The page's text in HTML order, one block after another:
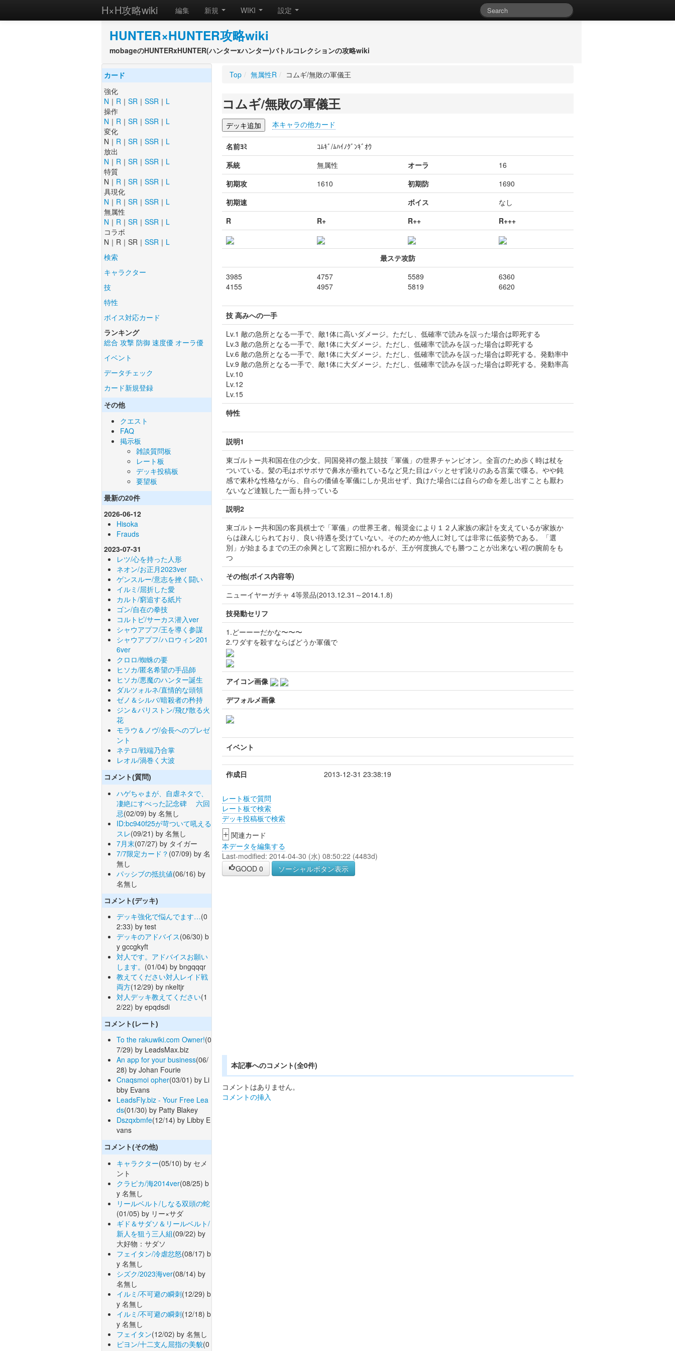
H×H攻略wiki 編集 新規 WIKI 設定
HUNTER×HUNTER攻略wiki
mobageのHUNTERxHUNTER(ハンターxハンター)バトルコレクションの攻略wiki
カード
強化
N ｜ R ｜ SR ｜ SSR ｜ L
操作
N ｜ R ｜ SR ｜ SSR ｜ L
変化
N｜ R ｜ SR ｜ SSR ｜ L
放出
N ｜ R ｜ SR ｜ SSR ｜ L
特質
N｜ R ｜ SR ｜ SSR ｜ L
具現化
N ｜ R ｜ SR ｜ SSR ｜ L
無属性
N ｜ R ｜ SR ｜ SSR ｜ L
コラボ
N｜R｜SR｜ SSR ｜ L
検索
キャラクター
技
特性
ボイス対応カード
ランキング
総合 攻撃 防御 速度優 オーラ優
イベント
データチェック
カード新規登録
その他
クエスト
FAQ
掲示板
雑談質問板
レート板
デッキ投稿板
要望板
最新の20件
2026-06-12
Hisoka
Frauds
2023-07-31
レツ/心を持った人形
ネオン/お正月2023ver
ゲンスルー/意志を挫く闘い
イルミ/屈折した愛
カルト/窮追する紙片
ゴン/自在の拳技
コルトピ/サーカス潜入ver
シャウアプフ/王を導く参謀
シャウアプフ/ハロウィン201
6ver
クロロ/蜘蛛の要
ヒソカ/匿名希望の手品師
ヒソカ/悪魔のハンター誕生
ダルツォルネ/直情的な頭領
ゼノ＆シルバ/暗殺者の矜持
ジン＆パリストン/飛び散る火
花
モラウ＆ノヴ/会長へのプレゼ
ント
ネテロ/戦端乃合掌
レオル/渦巻く大波
コメント(質問)
ハゲちゃまが、自虐ネタで、
凄絶にすべった記念碑 六回
忌(02/09) by 名無し
ID:bc940f25が苛ついて吼える
スレ(09/21) by 名無し
7月末(07/27) by タイガー
7/7限定カード？ (07/09) by 名
無し
パッシブの抵抗値(06/16) by
名無し
コメント(デッキ)
デッキ強化で悩んでます…(0
2:33) by test
デッキのアドバイス(06/30) b
y gccgkyft
対人です。アドバイスお願い
します。 (01/04) by bngqqqr
教えてください対人レイド戦
両方(12/29) by nkeltjr
対人デッキ教えてください(1
2/22) by epqdsdi
コメント(レート)
To the rakuwiki.com Owner!(0
7/29) by LeadsMax.biz
An app for your business(06/
28) by Johan Fourie
Cnaqsmoi opher(03/01) by Li
bby Evans
LeadsFly.biz - Your Free Lea
ds(01/30) by Patty Blakey
Dszqxbmfe(12/14) by Libby E
vans
コメント(その他)
キャラクター(05/10) by セメ
ント
クラピカ/海2014ver(08/25) b
y 名無し
リールベルト/しなる双頭の蛇
(01/05) by リー×サダ
ギド＆サダソ＆リールベルト/
新人を狙う三人組(09/22) by
大好物：サダソ
フェイタン/冷虐忿怒(08/17) b
y 名無し
シズク/2023海ver(08/14) by
名無し
イルミ/不可避の瞬刺(12/29) b
y 名無し
イルミ/不可避の瞬刺(12/18) b
y 名無し
フェイタン(12/02) by 名無し
ピヨン/十二支ん屈指の美貌(0
Top / 無属性R / コムギ/無敗の軍儀王
コムギ/無敗の軍儀王
本キャラの他カード
名前ﾖﾐ
ｺﾑｷﾞ/ﾑﾊｲﾉｸﾞﾝｷﾞｵｳ
系統
無属性 オーラ
16
初期攻
1610 初期防
1690
初期速
ボイス
なし
R
R+ R++ R+++
最ステ攻防
3985
4155
4757
4957
5589
5819
6360
6620
技 高みへの一手
Lv.1 敵の急所となる一手で、敵1体に高いダメージ。ただし、低確率で読みを誤った場合は即死する
Lv.3 敵の急所となる一手で、敵1体に大ダメージ。ただし、低確率で読みを誤った場合は即死する
Lv.6 敵の急所となる一手で、敵1体に大ダメージ。ただし、低確率で読みを誤った場合は即死する。発動率中
Lv.9 敵の急所となる一手で、敵1体に大ダメージ。ただし、低確率で読みを誤った場合は即死する。発動率高
Lv.10
Lv.12
Lv.15
特性
説明1
東ゴルトー共和国在住の少女。同国発祥の盤上競技「軍儀」の世界チャンピオン。全盲のため歩く時は杖を
ついている。髪の毛はボサボサで鼻水が垂れているなど見た目はパッとせず訛りのある言葉で喋る。やや鈍
感で素朴な性格ながら、自らの価値を軍儀にしか見出せず、負けた場合には自らの命を差し出すことも厭わ
ないなど達観した一面も持っている
説明2
東ゴルトー共和国の客員棋士で「軍儀」の世界王者。報奨金により１２人家族の家計を支えているが家族か
らは疎んじられており、良い待遇を受けていない。そのためか他人に対しては非常に低姿勢である。「選
別」が始まるまでの王の余興として宮殿に招かれるが、王が何度挑んでも勝つことが出来ない程の腕前をも
つ
その他(ボイス内容等)
ニューイヤーガチャ 4等景品(2013.12.31～2014.1.8)
技発動セリフ
1.どーーーだかな〜〜〜
2.ワダすを殺すならばどうか軍儀で
アイコン画像
デフォルメ画像
イベント
作成日 2013-12-31 23:38:19
レート板で質問
レート板で検索
デッキ投稿板で検索
+ 関連カード
本データを編集する
Last-modified: 2014-04-30 (水) 08:50:22 (4483d)
GOOD 0 ソーシャルボタン表示
本記事へのコメント(全0件)
コメントはありません。
コメントの挿入